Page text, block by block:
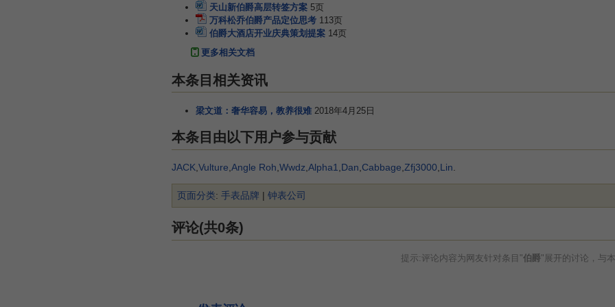
天山新伯爵高层转签方案 5页
万科松乔伯爵产品定位思考 113页
伯爵大酒店开业庆典策划提案 14页
更多相关文档
本条目相关资讯
梁文道：奢华容易，教养很难 2018年4月25日
本条目由以下用户参与贡献
JACK Vulture Angle Roh Wwdz Alpha1 Dan Cabbage Zfj3000 Lin
页面分类: 手表品牌 | 钟表公司
评论(共0条)
提示:评论内容为网友针对条目"伯爵"展开的讨论，与